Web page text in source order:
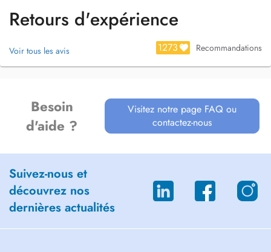
Retours d'expérience
Voir tous les avis 1273 Recommandations
Besoin
d'aide ?
Visitez notre page FAQ ou
contactez-nous
Suivez-nous et
découvrez nos
dernières actualités